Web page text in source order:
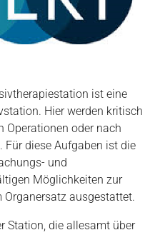
ist eine
Hier werden kritisch
Operationen oder nach
Für diese Aufgaben ist die
und
Möglichkeiten zur
ausgestattet.
Station, die allesamt über